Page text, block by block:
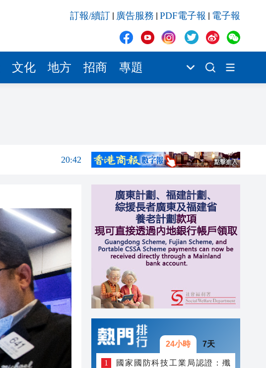
訂報/續訂 廣告服務 PDF電子報 電子報
文化 地方 招商 專題
20:40
20:34
20:41
20:34
20:31
20:55
20:42
20:42
20:41
24小時 7天
國家國防科技工業局認證：殲